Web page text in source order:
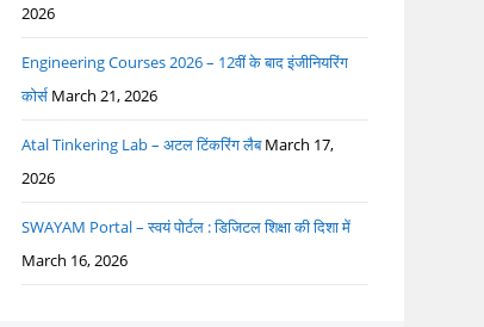
2026
Engineering Courses 2026 – 12वीं के बाद इंजीनियरिंग
कोर्स March 21, 2026
Atal Tinkering Lab – अटल टिंकरिंग लैब March 17,
2026
SWAYAM Portal – स्वयं पोर्टल : डिजिटल शिक्षा की दिशा में
March 16, 2026